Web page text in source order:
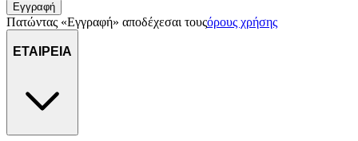
Εγγραφή
Πατώντας «Εγγραφή» αποδέχεσαι τουςόρους χρήσης
ΕΤΑΙΡΕΙΑ